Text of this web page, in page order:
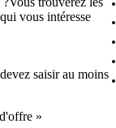
vous intéresse
saisir au moins
»